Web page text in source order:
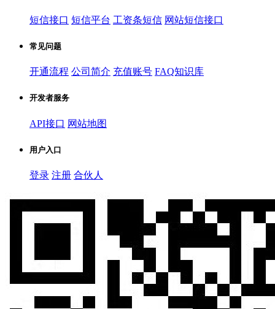
短信接口 短信平台 工资条短信 网站短信接口
常见问题
开通流程 公司简介 充值账号 FAQ知识库
开发者服务
API接口 网站地图
用户入口
登录 注册 合伙人